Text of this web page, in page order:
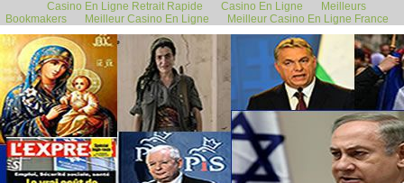
Casino En Ligne Retrait Rapide Casino En Ligne
Meilleurs
Bookmakers
Meilleur Casino En Ligne Meilleur Casino En Ligne France